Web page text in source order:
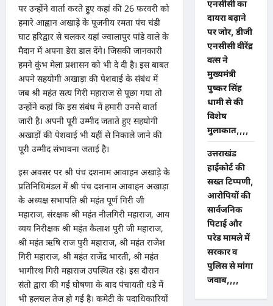
पर उन्होंने वार्ता करते हुए कहां की 26 फरवरी को
हमारे आह्वान अखाड़े के पूजनीय रमता पंच चंडी
घाट हरिद्वार से चलकर यहां ज्वालापुर पांडे वाले के
मैदान में अपना डेरा डाल देंगे। जिसकी जानकारी
हमने कुंभ मेला प्रशासन को भी दे दी है। इस बाबत
अपने सहयोगी अखाड़ा की पेशवाई के संबंध में
जब श्री महंत सत्य गिरी महाराज से पूछा गया तो
उन्होंने कहां कि इस संबंध में हमारी उनसे वार्ता
जारी है। अपनी पूरी उम्मीद जताते हुए सहयोगी
अखाड़ों की पेशवाई भी यहीं से निकाले जाने की
पूरी उम्मीद संभावना जताई है।
इस अवसर पर श्री पंच दशनाम आवाहन अखाड़े के
प्रतिनिधिमंडल में श्री पंच दशनाम आवाहन अखाड़ा
के अध्यक्ष सभापति श्री महंत पूर्ण गिरी जी
महाराज, संरक्षक श्री महंत नीलगिरी महाराज, आय
व्यय निरीक्षक श्री महंत कैलाश पुरी जी महाराज,
श्री महंत ऋषि राज पुरी महाराज, श्री महंत राजेश
गिरी महाराज, श्री महंत राजेंद्र भारती, श्री महंत
भागीरथ गिरी महाराज उपस्थित रहे। इस दौरान
संतो द्वारा की गई घोषणा के बाद पंचायती धडे में
भी हलचल तेज हो गई है। कमेटी के पदाधिकारियों
एनसीसी का
दायरा बढ़ाने
पर जोर, डीजी
एनसीसी वीरेंद्र
वत्स ने
मुख्यमंत्री
पुष्कर सिंह
धामी से की
विशेष
मुलाकात,,,,
उत्तराखंड
हाईकोर्ट की
सख्त टिप्पणी,
आरोपियों की
सार्वजनिक
पिटाई और
परेड मामले में
सरकार व
पुलिस से मांगा
जवाब,,,,